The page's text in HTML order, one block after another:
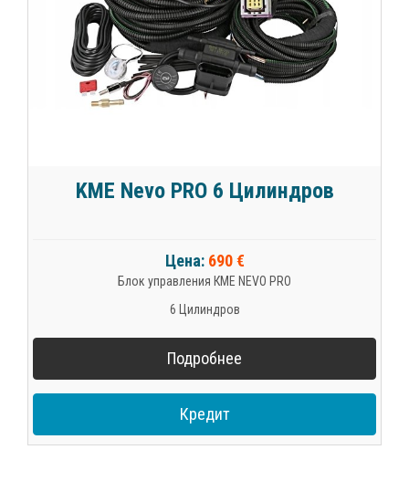
KME Nevo PRO 6 Цилиндров
Цена: 690 €
Блок управления КМЕ NEVO PRO
6 Цилиндров
Подробнее
Кредит